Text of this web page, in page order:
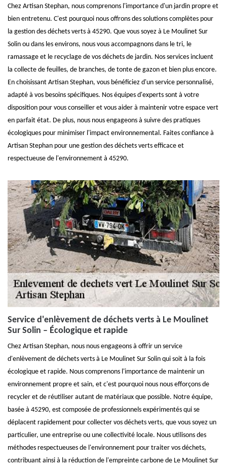
Chez Artisan Stephan, nous comprenons l'importance d'un jardin propre et
bien entretenu. C'est pourquoi nous offrons des solutions complètes pour
la gestion des déchets verts à 45290. Que vous soyez à Le Moulinet Sur
Solin ou dans les environs, nous vous accompagnons dans le tri, le
ramassage et le recyclage de vos déchets de jardin. Nos services incluent
la collecte de feuilles, de branches, de tonte de gazon et bien plus encore.
En choisissant Artisan Stephan, vous bénéficiez d'un service personnalisé,
adapté à vos besoins spécifiques. Nos équipes d'experts sont à votre
disposition pour vous conseiller et vous aider à maintenir votre espace vert
en parfait état. De plus, nous nous engageons à suivre des pratiques
écologiques pour minimiser l'impact environnemental. Faites confiance à
Artisan Stephan pour une gestion des déchets verts efficace et
respectueuse de l'environnement à 45290.
Service d'enlèvement de déchets verts à Le Moulinet
Sur Solin – Écologique et rapide
Chez Artisan Stephan, nous nous engageons à offrir un service
d'enlèvement de déchets verts à Le Moulinet Sur Solin qui soit à la fois
écologique et rapide. Nous comprenons l'importance de maintenir un
environnement propre et sain, et c'est pourquoi nous nous efforçons de
recycler et de réutiliser autant de matériaux que possible. Notre équipe,
basée à 45290, est composée de professionnels expérimentés qui se
déplacent rapidement pour collecter vos déchets verts, que vous soyez un
particulier, une entreprise ou une collectivité locale. Nous utilisons des
méthodes respectueuses de l'environnement pour traiter vos déchets,
contribuant ainsi à la réduction de l'empreinte carbone de Le Moulinet Sur